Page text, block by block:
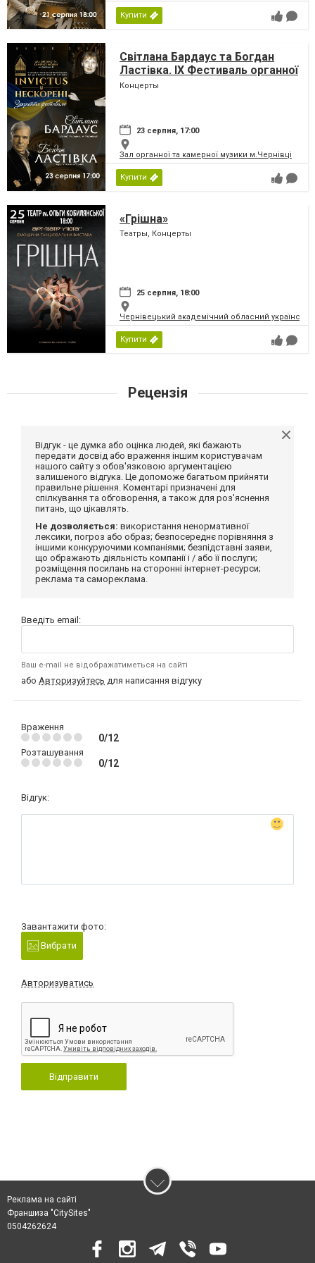
Купити
Світлана Бардаус та Богдан
Ластівка. IX Фестиваль органної
та камерної музики до дня
Концерты
23 серпня, 17:00
Зал органної та камерної музики м.Чернівці
Купити
«Грішна»
Театры, Концерты
25 серпня, 18:00
Чернівецький академічний обласний
Купити
Рецензія
Відгук - це думка або оцінка людей, які бажають
передати досвід або враження іншим користувачам
нашого сайту з обов'язковою аргументацією
залишеного відгука. Це допоможе багатьом прийняти
правильне рішення. Коментарі призначені для
спілкування та обговорення, а також для роз'яснення
питань, що цікавлять.
Не дозволяється: використання ненормативної
лексики, погроз або образ; безпосереднє порівняння з
іншими конкуруючими компаніями; безпідставні заяви,
що ображають діяльність компанії і / або її послуги;
розміщення посилань на сторонні інтернет-ресурси;
реклама та самореклама.
Введіть email:
Ваш e-mail не відображатиметься на сайті
або Авторизуйтесь для написання відгуку
Враження
0/12
Розташування
0/12
Відгук:
Завантажити фото:
Вибрати
Авторизуватись
Відправити
Реклама на сайті
Франшиза "CitySites"
0504262624